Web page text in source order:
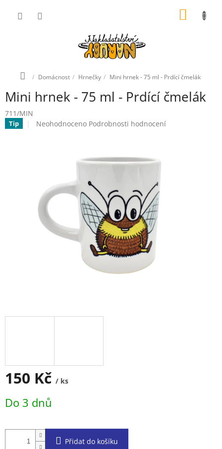
DomůDomácnost Hrnečky Mini hrnek - 75 ml - Prdící čmelák
Mini hrnek - 75 ml - Prdící čmelák
711/MIN
Tip
Průměrné
hvězdiček.
Neohodnoceno Podrobnosti hodnocení
150 Kč / ks
cena:
Do 3 dnů
Přidat do košíku